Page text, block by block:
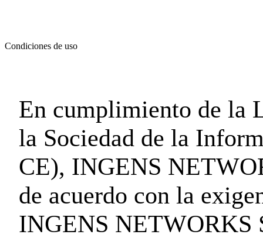
Condiciones de uso
En cumplimiento de la
la Sociedad de la
CE), INGENS
de acuerdo con la
INGENS NETWORKS